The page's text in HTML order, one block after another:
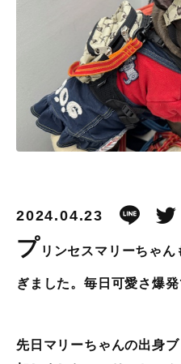
2024.04.23
プリンセスマリーちゃ
ぎました。毎日可愛さ爆発
先日マリーちゃんの出身